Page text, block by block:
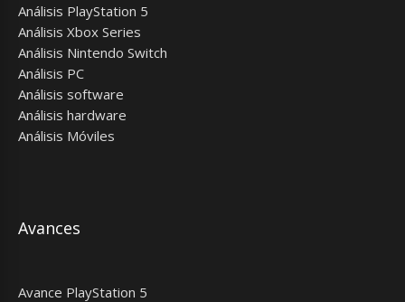
Análisis PlayStation 5
Análisis Xbox Series
Análisis Nintendo Switch
Análisis PC
Análisis software
Análisis hardware
Análisis Móviles
Avances
Avance PlayStation 5